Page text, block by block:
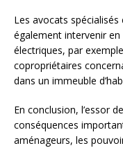
Les avocats
également intervenir en
électriques, par
copropriétaires
dans un immeuble
En conclusion, l’essor
conséquences
aménageurs, les